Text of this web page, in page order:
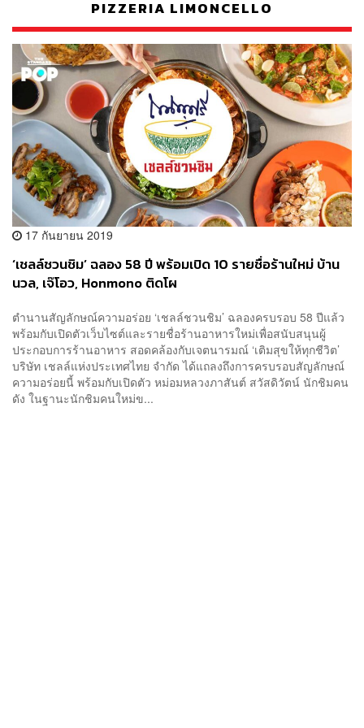
PIZZERIA LIMONCELLO
17 กันยายน 2019
‘เชลล์ชวนชิม’ ฉลอง 58 ปี พร้อมเปิด 10 รายชื่อร้านใหม่ บ้าน
นวล, เจ๊โอว, Honmono ติดโผ
ตำนานสัญลักษณ์ความอร่อย ‘เชลล์ชวนชิม’ ฉลองครบรอบ 58 ปีแล้ว
พร้อมกับเปิดตัวเว็บไซต์และรายชื่อร้านอาหารใหม่เพื่อสนับสนุนผู้
ประกอบการร้านอาหาร สอดคล้องกับเจตนารมณ์ ‘เติมสุขให้ทุกชีวิต’
บริษัท เชลล์แห่งประเทศไทย จำกัด ได้แถลงถึงการครบรอบสัญลักษณ์
ความอร่อยนี้ พร้อมกับเปิดตัว หม่อมหลวงภาสันต์ สวัสดิวัตน์ นักชิมคน
ดัง ในฐานะนักชิมคนใหม่ข...